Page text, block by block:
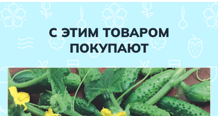
С ЭТИМ ТОВАРОМ
ПОКУПАЮТ